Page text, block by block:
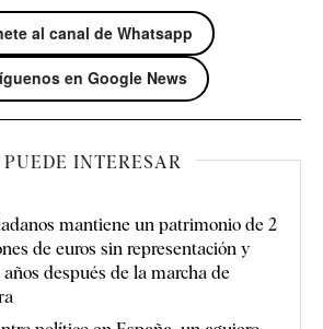
al canal de Whatsapp
en Google News
INTERESAR
mantiene un patrimonio de 2
de euros sin representación y
años después de la marcha de